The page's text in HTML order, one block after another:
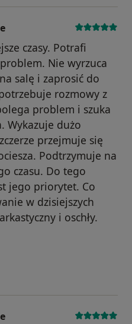
czasy. Potrafi
Nie wyrzuca
salę i zaprosić do
rozmowy z
problem i szuka
Wykazuje dużo
przejmuje się
Podtrzymuje na
czasu. Do tego
jego priorytet. Co
w dzisiejszych
i oschły.
Konto zostało usunięte